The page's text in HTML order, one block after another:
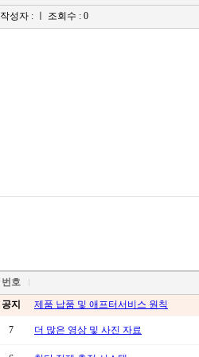
작성자 : ㅣ 조회수 : 0
번호
공지
제품 납품 및 애프터서비스 원칙
7 더 많은 영상 및 사진 자료